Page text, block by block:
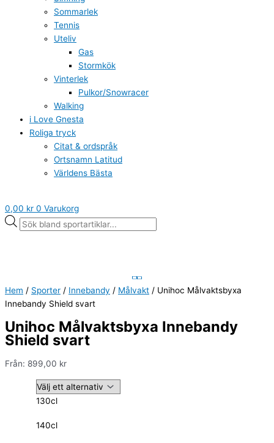
Sommarlek
Tennis
Uteliv
Gas
Stormkök
Vinterlek
Pulkor/Snowracer
Walking
i Love Gnesta
Roliga tryck
Citat & ordspråk
Ortsnamn Latitud
Världens Bästa
0,00 kr 0 Varukorg
Hem / Sporter / Innebandy / Målvakt / Unihoc Målvaktsbyxa
Innebandy Shield svart
Unihoc Målvaktsbyxa Innebandy
Shield svart
Från: 899,00 kr
130cl
140cl